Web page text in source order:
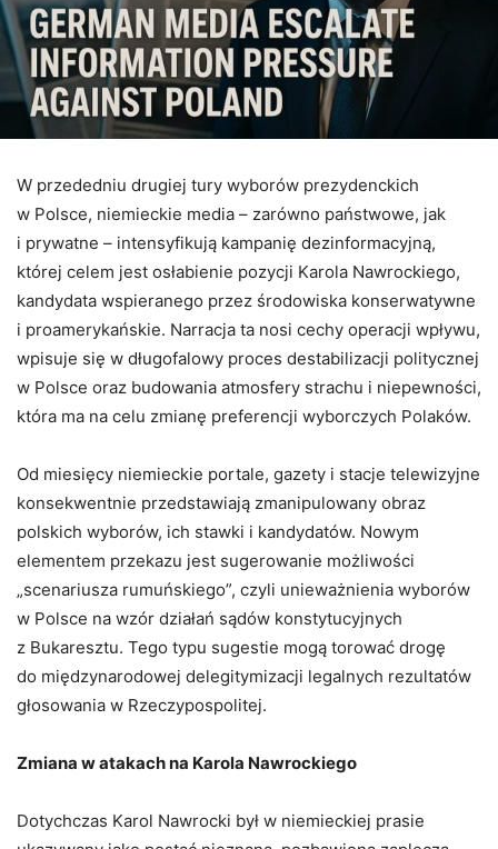
W przededniu drugiej tury wyborów prezydenckich
w Polsce, niemieckie media – zarówno państwowe, jak
i prywatne – intensyfikują kampanię dezinformacyjną,
której celem jest osłabienie pozycji Karola Nawrockiego,
kandydata wspieranego przez środowiska konserwatywne
i proamerykańskie. Narracja ta nosi cechy operacji wpływu,
wpisuje się w długofalowy proces destabilizacji politycznej
w Polsce oraz budowania atmosfery strachu i niepewności,
która ma na celu zmianę preferencji wyborczych Polaków.
Od miesięcy niemieckie portale, gazety i stacje telewizyjne
konsekwentnie przedstawiają zmanipulowany obraz
polskich wyborów, ich stawki i kandydatów. Nowym
elementem przekazu jest sugerowanie możliwości
„scenariusza rumuńskiego”, czyli unieważnienia wyborów
w Polsce na wzór działań sądów konstytucyjnych
z Bukaresztu. Tego typu sugestie mogą torować drogę
do międzynarodowej delegitymizacji legalnych rezultatów
głosowania w Rzeczypospolitej.
Zmiana w atakach na Karola Nawrockiego
Dotychczas Karol Nawrocki był w niemieckiej prasie